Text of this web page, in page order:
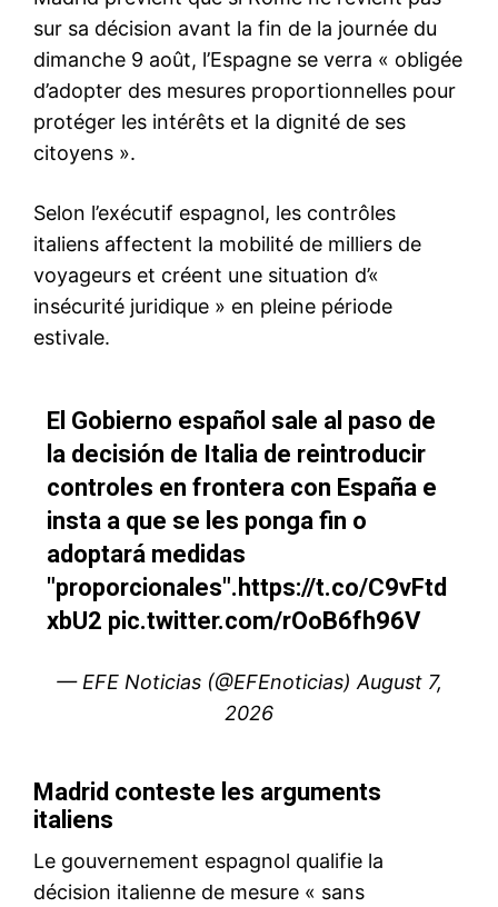
le1.ma
Insight Publications
À propos
Nous contacter
Formules d’abonnement